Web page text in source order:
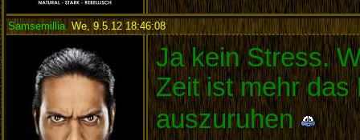
Samsemillia We, 9.5.12 18:46:08:
Ja kein Stress.
Zeit ist mehr das
auszuruhen